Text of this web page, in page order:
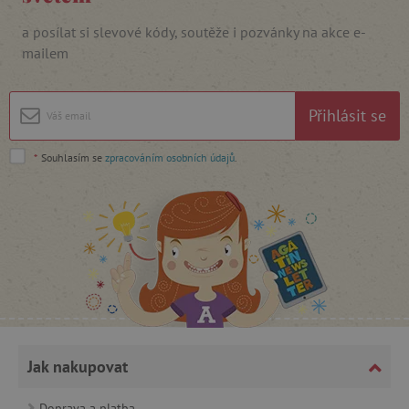
a posílat si slevové kódy, soutěže i pozvánky na akce e-
mailem
Přihlásit se
* Souhlasím se zpracováním osobních údajů
Jak nakupovat
CookieScriptConsent
www.agatinsvet.cz